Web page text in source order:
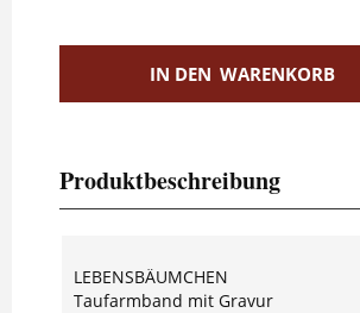
IN DEN WARENKORB
Produktbeschreibung
LEBENSBÄUMCHEN
Taufarmband mit Gravur